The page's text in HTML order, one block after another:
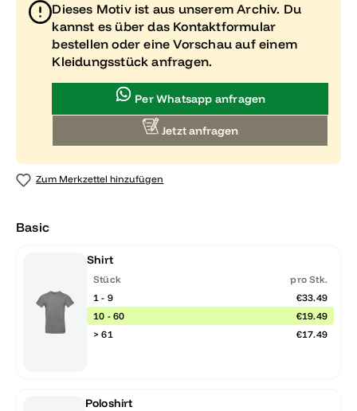
Dieses Motiv ist aus unserem Archiv. Du
kannst es über das Kontaktformular
bestellen oder eine Vorschau auf einem
Kleidungsstück anfragen.
Per Whatsapp anfragen
Jetzt anfragen
Zum Merkzettel hinzufügen
Basic
Shirt
Stück
pro Stk.
1 - 9
€33.49
10 - 60
€19.49
> 61
€17.49
Poloshirt